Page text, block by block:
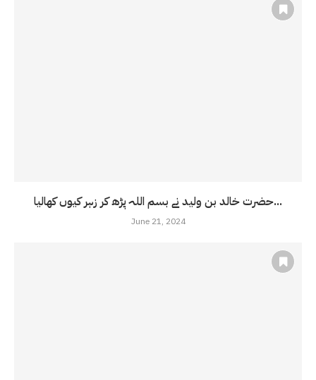
حضرت خالد بن ولید نے بسم اللہ پڑھ کر زہر کیوں کھالیا...
June 21, 2024